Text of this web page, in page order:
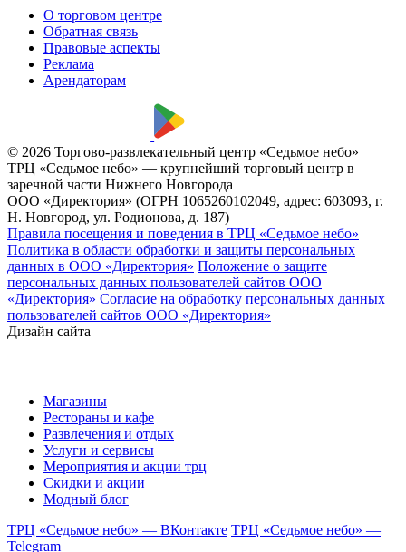
О торговом центре
Обратная связь
Правовые аспекты
Реклама
Арендаторам
© 2026 Торгово-развлекательный центр «Седьмое небо»
ТРЦ «Седьмое небо» — крупнейший торговый центр в
заречной части Нижнего Новгорода
ООО «Директория» (ОГРН 1065260102049, адрес: 603093, г.
Н. Новгород, ул. Родионова, д. 187)
Правила посещения и поведения в ТРЦ «Седьмое небо»
Политика в области обработки и защиты персональных
данных в ООО «Директория» Положение о защите
персональных данных пользователей сайтов ООО
«Директория» Согласие на обработку персональных данных
пользователей сайтов ООО «Директория»
Дизайн сайта
Магазины
Рестораны и кафе
Развлечения и отдых
Услуги и сервисы
Мероприятия и акции трц
Скидки и акции
Модный блог
ТРЦ «Седьмое небо» — ВКонтакте ТРЦ «Седьмое небо» —
Telegram